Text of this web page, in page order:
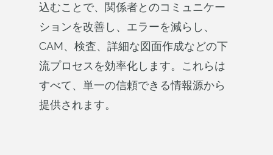
込むことで、関係者とのコミュニケー
ションを改善し、エラーを減らし、
CAM、検査、詳細な図面作成などの下
流プロセスを効率化します。これらは
すべて、単一の信頼できる情報源から
提供されます。